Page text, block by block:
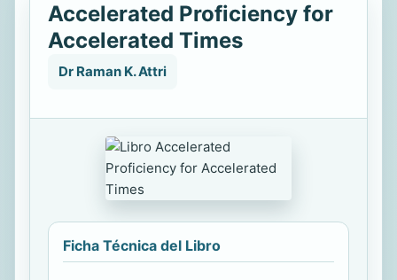
Accelerated Proficiency for
Accelerated Times
Dr Raman K. Attri
Ficha Técnica del Libro